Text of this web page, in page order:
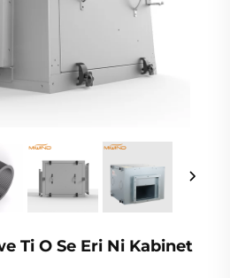
Ti O Se Eri Ni Kabinet